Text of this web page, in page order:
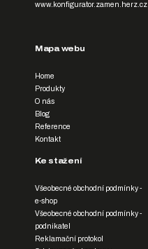
www.konfigurator.zamen.herz.cz
Mapa webu
Home
Produkty
O nás
Blog
Reference
Kontakt
Ke stažení
Všeobecné obchodní podmínky -
e-shop
Všeobecné obchodní podmínky -
podnikatel
Reklamační protokol